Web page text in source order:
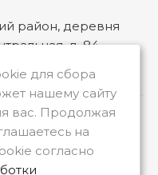
район, деревня
д. 84
для сбора
нашему сайту
вас. Продолжая
на
согласно